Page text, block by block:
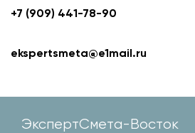
+7 (909) 441-78-90
ekspertsmeta@e1mail.ru
ЭкспертСмета-Восток